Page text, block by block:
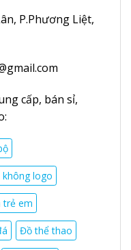
, P.Phương Liệt,
cấp, bán sỉ,
không logo
trẻ em
Đồ thể thao